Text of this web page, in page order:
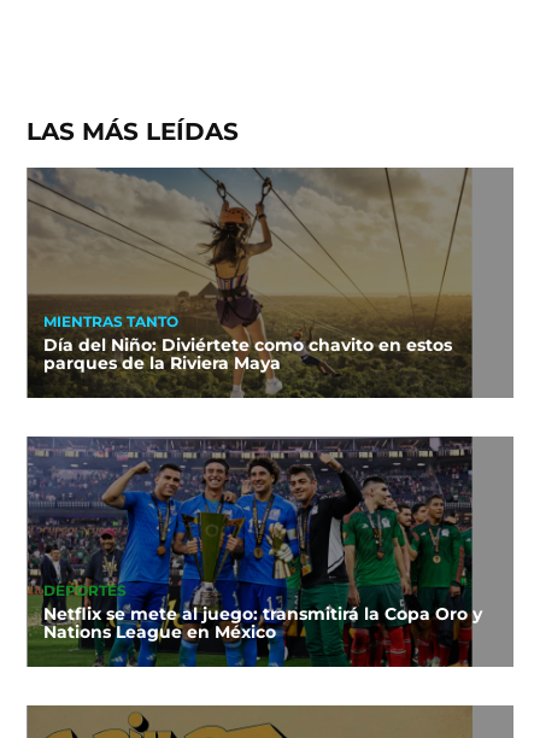
LAS MÁS LEÍDAS
MIENTRAS TANTO
Día del Niño: Diviértete como chavito en estos
parques de la Riviera Maya
DEPORTES
Netflix se mete al juego: transmitirá la Copa Oro y
Nations League en México